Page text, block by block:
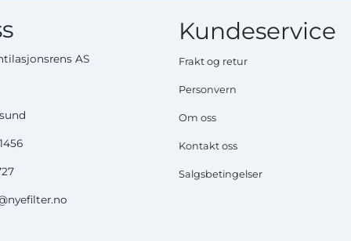
AS
Kundeservice
Frakt og retur
Personvern
Om oss
Kontakt oss
Salgsbetingelser